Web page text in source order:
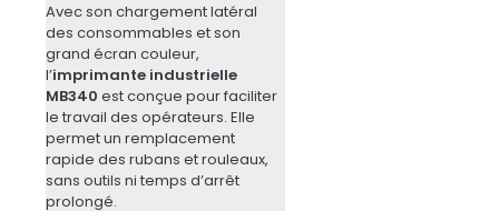
Avec son chargement latéral
des consommables et son
grand écran couleur,
l’imprimante industrielle
MB340 est conçue pour faciliter
le travail des opérateurs. Elle
permet un remplacement
rapide des rubans et rouleaux,
sans outils ni temps d’arrêt
prolongé.